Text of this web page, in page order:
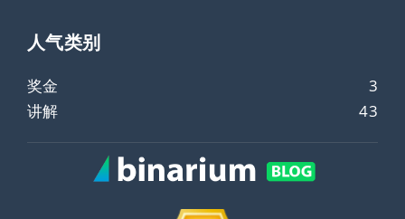
人气类​​别
奖金
3
讲解
43